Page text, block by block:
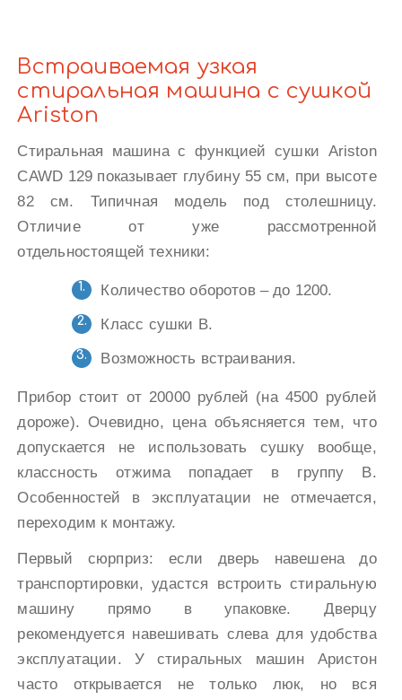
Встраиваемая узкая
стиральная машина с сушкой
Ariston
Стиральная машина с функцией сушки Ariston
CAWD 129 показывает глубину 55 см, при высоте
82 см. Типичная модель под столешницу.
Отличие от уже рассмотренной
отдельностоящей техники:
Количество оборотов – до 1200.
Класс сушки В.
Возможность встраивания.
Прибор стоит от 20000 рублей (на 4500 рублей
дороже). Очевидно, цена объясняется тем, что
допускается не использовать сушку вообще,
классность отжима попадает в группу В.
Особенностей в эксплуатации не отмечается,
переходим к монтажу.
Первый сюрприз: если дверь навешена до
транспортировки, удастся встроить стиральную
машину прямо в упаковке. Дверцу
рекомендуется навешивать слева для удобства
эксплуатации. У стиральных машин Аристон
часто открывается не только люк, но вся